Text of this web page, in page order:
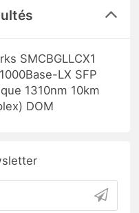
SMCBGLLCX1
LX SFP
1310nm 10km
DOM